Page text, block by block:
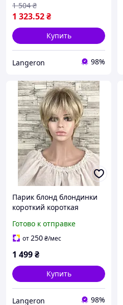
1 323.52₴
1 504 ₴
Купить
Langeron 98%
Парик блонд блондинки
короткий короткая
женщин с затемненными
корнями для ежедневной
Готово к отправке
от250₴/мес
1 499₴
Купить
Langeron 98%